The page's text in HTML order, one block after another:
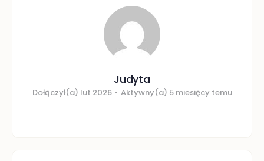
Judyta
Dołączył(a) lut 2026 • Aktywny(a) 5 miesięcy temu